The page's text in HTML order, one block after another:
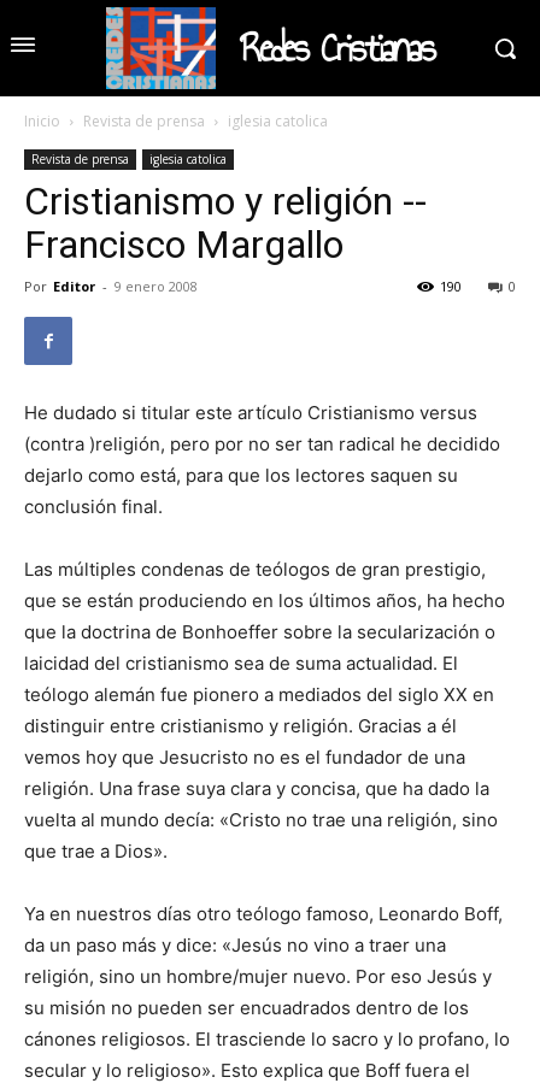
Redes Cristianas
Inicio Revista de prensa iglesia catolica
Revista de prensa iglesia catolica
Cristianismo y religión --
Francisco Margallo
Por Editor - 9 enero 2008 0
190
He dudado si titular este artículo Cristianismo versus
(contra )religión, pero por no ser tan radical he decidido
dejarlo como está, para que los lectores saquen su
conclusión final.
Las múltiples condenas de teólogos de gran prestigio,
que se están produciendo en los últimos años, ha hecho
que la doctrina de Bonhoeffer sobre la secularización o
laicidad del cristianismo sea de suma actualidad. El
teólogo alemán fue pionero a mediados del siglo XX en
distinguir entre cristianismo y religión. Gracias a él
vemos hoy que Jesucristo no es el fundador de una
religión. Una frase suya clara y concisa, que ha dado la
vuelta al mundo decía: «Cristo no trae una religión, sino
que trae a Dios».
Ya en nuestros días otro teólogo famoso, Leonardo Boff,
da un paso más y dice: «Jesús no vino a traer una
religión, sino un hombre/mujer nuevo. Por eso Jesús y
su misión no pueden ser encuadrados dentro de los
cánones religiosos. El trasciende lo sacro y lo profano, lo
secular y lo religioso». Esto explica que Boff fuera el